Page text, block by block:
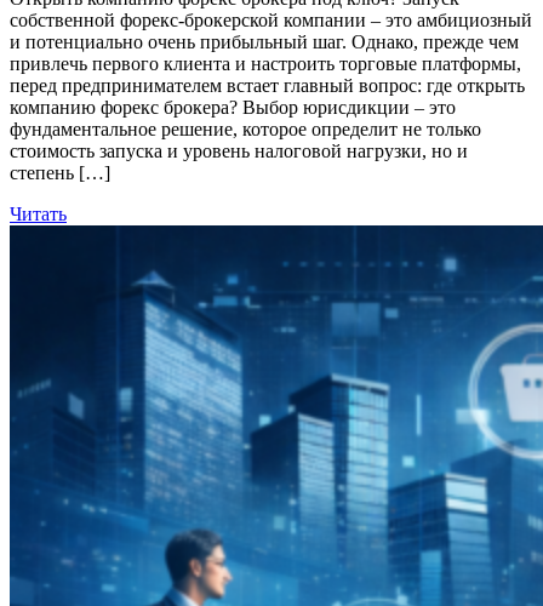
собственной форекс-брокерской компании – это амбициозный
и потенциально очень прибыльный шаг. Однако, прежде чем
привлечь первого клиента и настроить торговые платформы,
перед предпринимателем встает главный вопрос: где открыть
компанию форекс брокера? Выбор юрисдикции – это
фундаментальное решение, которое определит не только
стоимость запуска и уровень налоговой нагрузки, но и
степень […]
Читать